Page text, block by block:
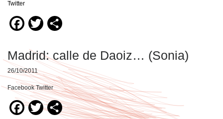
Twitter
Facebook
Twitter
Madrid: calle de Daoiz… (Sonia)
26/10/2011
Facebook Twitter
Facebook
TwitterCompartir